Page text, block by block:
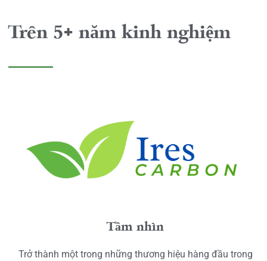
Trên 5+ năm kinh nghiệm
Tầm nhìn
Trở thành một trong những thương hiệu hàng đầu trong